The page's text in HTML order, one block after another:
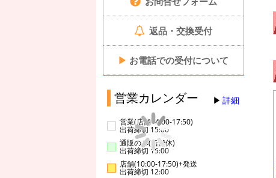
返品・交換受付
▶ お電話での受付について
営業カレンダー 詳細
営業(店舗14:00-17:50)
出荷締切 15:00
通販のみ(店舗休)
出荷締切 15:00
店舗(10:00-17:50)+発送
出荷締切 12:00